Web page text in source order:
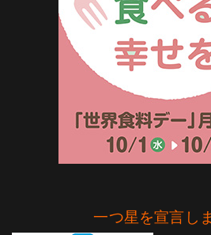
一つ星を宣言し